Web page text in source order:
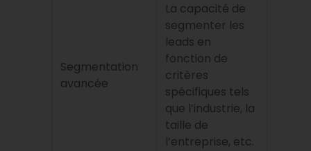
Segmentation
avancée
La capacité de
segmenter les
leads en
fonction de
critères
spécifiques tels
que l’industrie, la
taille de
l’entreprise, etc.